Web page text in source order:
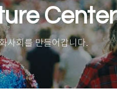
Center
사회를 만들어갑니다.